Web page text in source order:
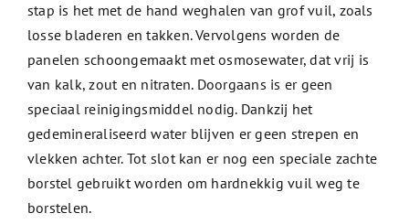
stap is het met de hand weghalen van grof vuil, zoals
losse bladeren en takken. Vervolgens worden de
panelen schoongemaakt met osmosewater, dat vrij is
van kalk, zout en nitraten. Doorgaans is er geen
speciaal reinigingsmiddel nodig. Dankzij het
gedemineraliseerd water blijven er geen strepen en
vlekken achter. Tot slot kan er nog een speciale zachte
borstel gebruikt worden om hardnekkig vuil weg te
borstelen.